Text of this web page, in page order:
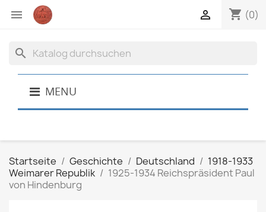
 shopping_cart (0)

search
MENU
Startseite Geschichte Deutschland
1918-1933
Weimarer Republik
1925-1934 Reichspräsident Paul
von Hindenburg